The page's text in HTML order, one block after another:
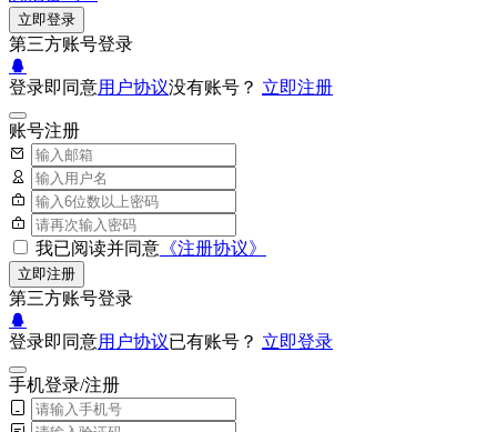
立即登录
第三方账号登录
登录即同意用户协议没有账号？ 立即注册
账号注册
我已阅读并同意 《注册协议》
立即注册
第三方账号登录
登录即同意用户协议已有账号？ 立即登录
手机登录/注册